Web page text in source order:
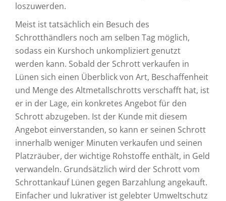
loszuwerden.
Meist ist tatsächlich ein Besuch des
Schrotthändlers noch am selben Tag möglich,
sodass ein Kurshoch unkompliziert genutzt
werden kann. Sobald der Schrott verkaufen in
Lünen sich einen Überblick von Art, Beschaffenheit
und Menge des Altmetallschrotts verschafft hat, ist
er in der Lage, ein konkretes Angebot für den
Schrott abzugeben. Ist der Kunde mit diesem
Angebot einverstanden, so kann er seinen Schrott
innerhalb weniger Minuten verkaufen und seinen
Platzräuber, der wichtige Rohstoffe enthält, in Geld
verwandeln. Grundsätzlich wird der Schrott vom
Schrottankauf Lünen gegen Barzahlung angekauft.
Einfacher und lukrativer ist gelebter Umweltschutz